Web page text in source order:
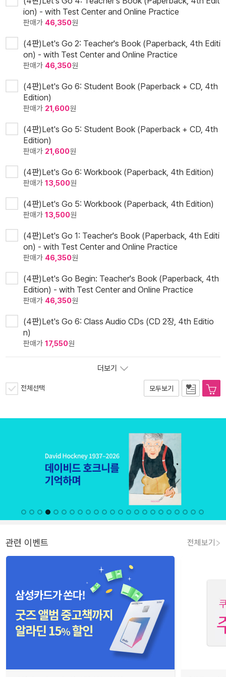
ion) - with Test Center and Online Practice
판매가 46,350원
(4판)Let's Go 2: Teacher's Book (Paperback, 4th Editi
on) - with Test Center and Online Practice
판매가 46,350원
(4판)Let's Go 6: Student Book (Paperback + CD, 4th
Edition)
판매가 21,600원
(4판)Let's Go 5: Student Book (Paperback + CD, 4th
Edition)
판매가 21,600원
(4판)Let's Go 6: Workbook (Paperback, 4th Edition)
판매가 13,500원
(4판)Let's Go 5: Workbook (Paperback, 4th Edition)
판매가 13,500원
(4판)Let's Go 1: Teacher's Book (Paperback, 4th Editi
on) - with Test Center and Online Practice
판매가 46,350원
(4판)Let's Go Begin: Teacher's Book (Paperback, 4th
Edition) - with Test Center and Online Practice
판매가 46,350원
(4판)Let's Go 6: Class Audio CDs (CD 2장, 4th Editio
n)
판매가 17,550원
더보기
전체선택 모두보기
관련 이벤트 전체보기